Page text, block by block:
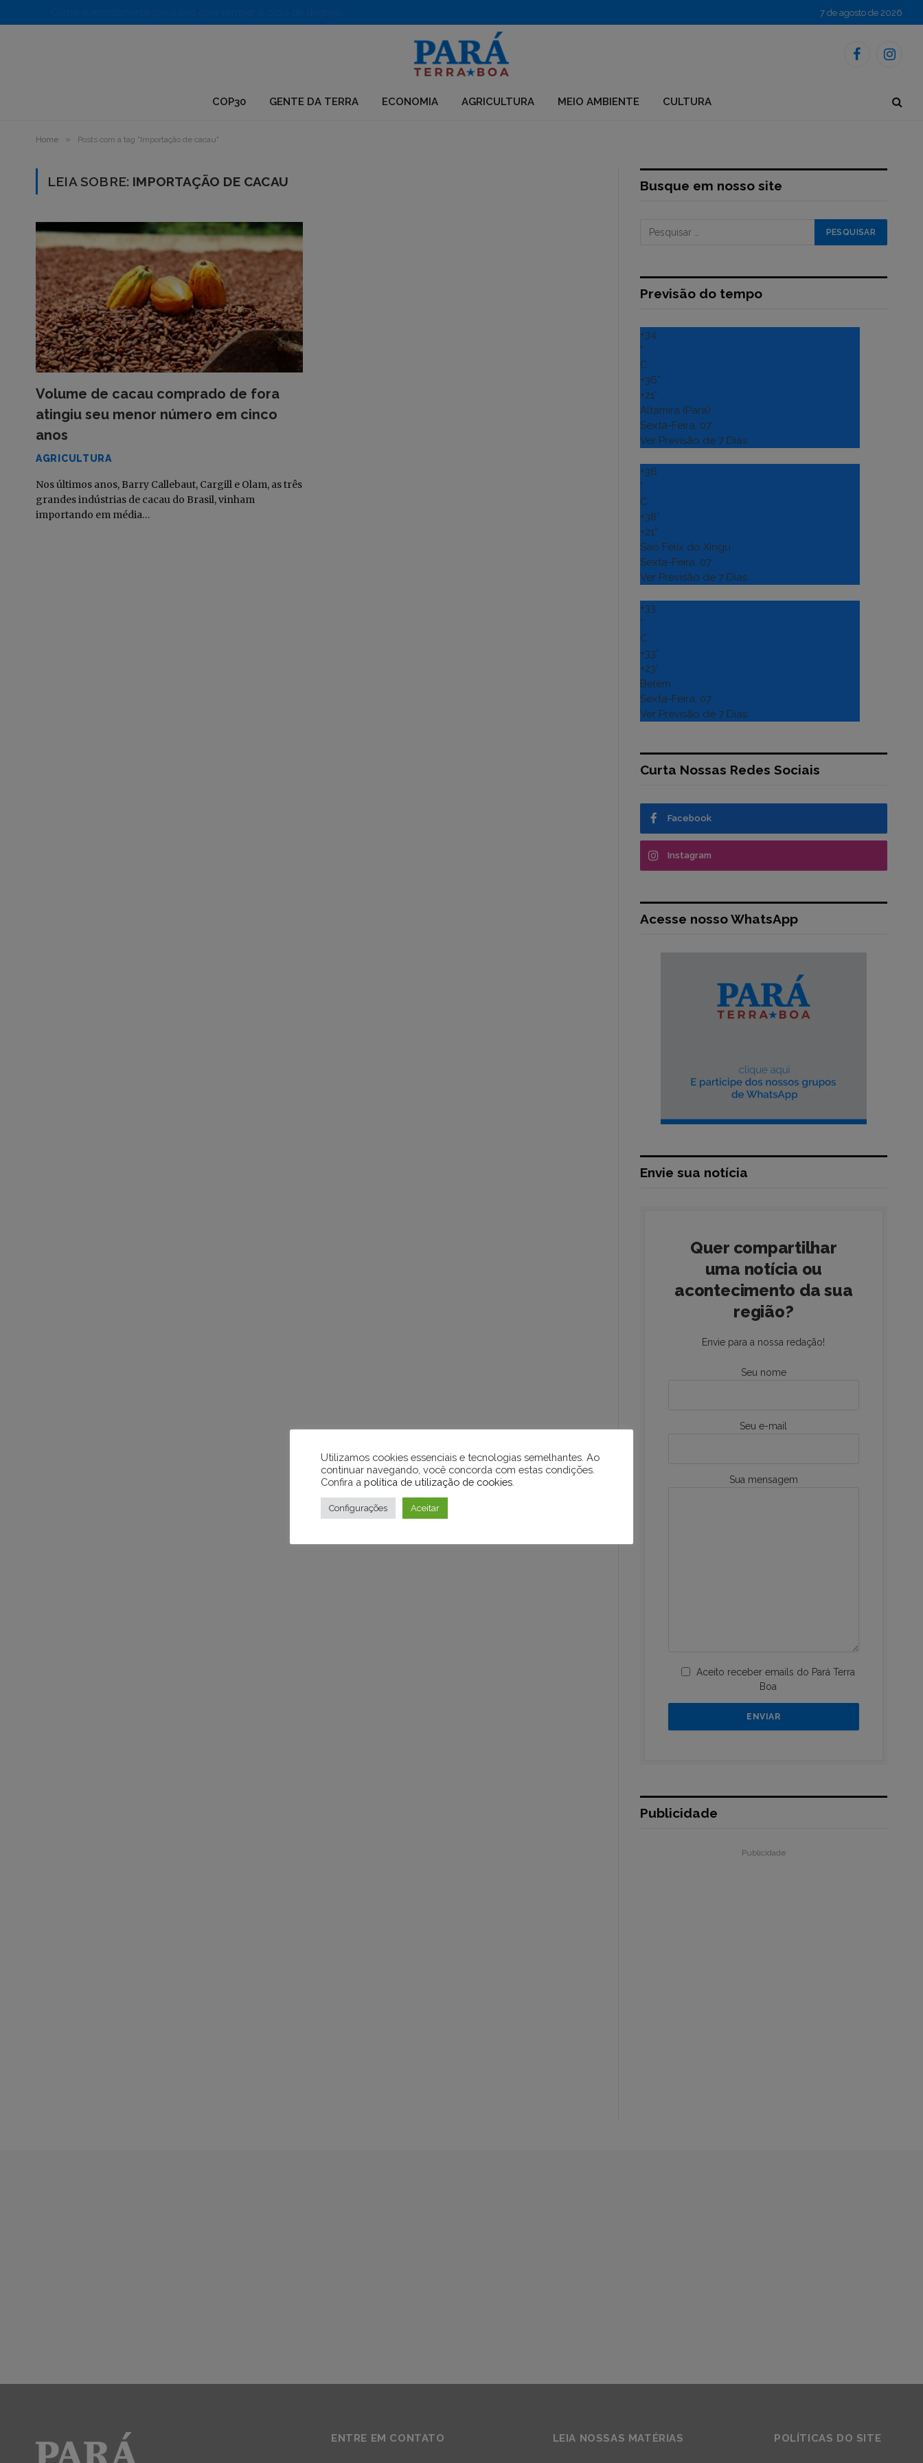
7 de agosto de 2026
Facebook
COP30 GENTE DA TERRA ECONOMIA AGRICULTURA MEIO AMBIENTE CULTURA
Home » Posts com a tag "Importação de cacau"
LEIA SOBRE: IMPORTAÇÃO DE CACAU
Volume de cacau comprado de fora
atingiu seu menor número em cinco
anos
AGRICULTURA
Nos últimos anos, Barry Callebaut, Cargill e Olam, as três
grandes indústrias de cacau do Brasil, vinham
importando em média…
Busque em nosso site
Previsão do tempo
+34
°
C
+36°
+21°
Altamira (Para)
Sexta-Feira, 07
Ver Previsão de 7 Dias
+36
°
C
+38°
+21°
Sao Felix do Xingu
Sexta-Feira, 07
Ver Previsão de 7 Dias
+33
°
C
+33°
+23°
Belém
Sexta-Feira, 07
Ver Previsão de 7 Dias
Curta Nossas Redes Sociais
Facebook
Instagram
Acesse nosso WhatsApp
Envie sua notícia
Quer compartilhar
uma notícia ou
acontecimento da sua
região?
Envie para a nossa redação!
Seu nome
Seu e-mail
Sua mensagem
Aceito receber emails do Pará Terra
Boa
Publicidade
Publicidade
ENTRE EM CONTATO LEIA NOSSAS MATÉRIAS POLÍTICAS DO SITE
Utilizamos cookies essenciais e tecnologias semelhantes. Ao
continuar navegando, você concorda com estas condições.
Confira a política de utilização de cookies
Configurações Aceitar